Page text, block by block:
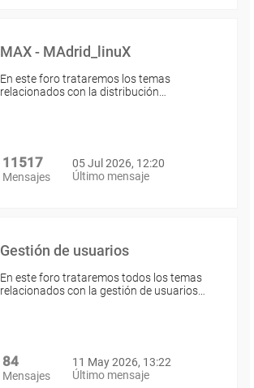
MAX - MAdrid_linuX
En este foro trataremos los temas
relacionados con la distribución…
11517
Mensajes
05 Jul 2026, 12:20
Último mensaje
Gestión de usuarios
En este foro trataremos todos los temas
relacionados con la gestión de usuarios…
84
Mensajes
11 May 2026, 13:22
Último mensaje